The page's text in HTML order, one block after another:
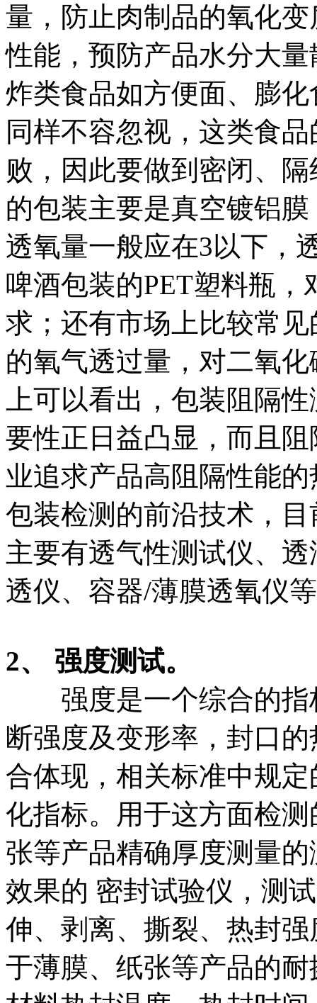
量，防止肉制品的氧化
性能，预防产品水分大
炸类食品如方便面、膨
同样不容忽视，这类食
败，因此要做到密闭、
的包装主要是真空镀铝
透氧量一般应在3以下，
啤酒包装的PET塑料瓶
求；还有市场上比较常
的氧气透过量，对二氧
上可以看出，包装阻隔
要性正日益凸显，而且
业追求产品高阻隔性能
包装检测的前沿技术，
主要有透气性测试仪、
透仪、容器/薄膜透氧仪
2、 强度测试。
强度是一个综合的指
断强度及变形率，封口
合体现，相关标准中规
化指标。用于这方面检
张等产品精确厚度测量
效果的 密封试验仪，测
伸、剥离、撕裂、热封
于薄膜、纸张等产品的